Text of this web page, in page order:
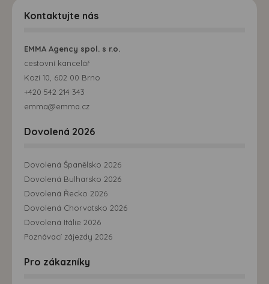
Kontaktujte nás
EMMA Agency spol. s r.o.
cestovní kancelář
Kozí 10, 602 00 Brno
+420 542 214 343
emma@emma.cz
Dovolená 2026
Dovolená Španělsko 2026
Dovolená Bulharsko 2026
Dovolená Řecko 2026
Dovolená Chorvatsko 2026
Dovolená Itálie 2026
Poznávací zájezdy 2026
Pro zákazníky